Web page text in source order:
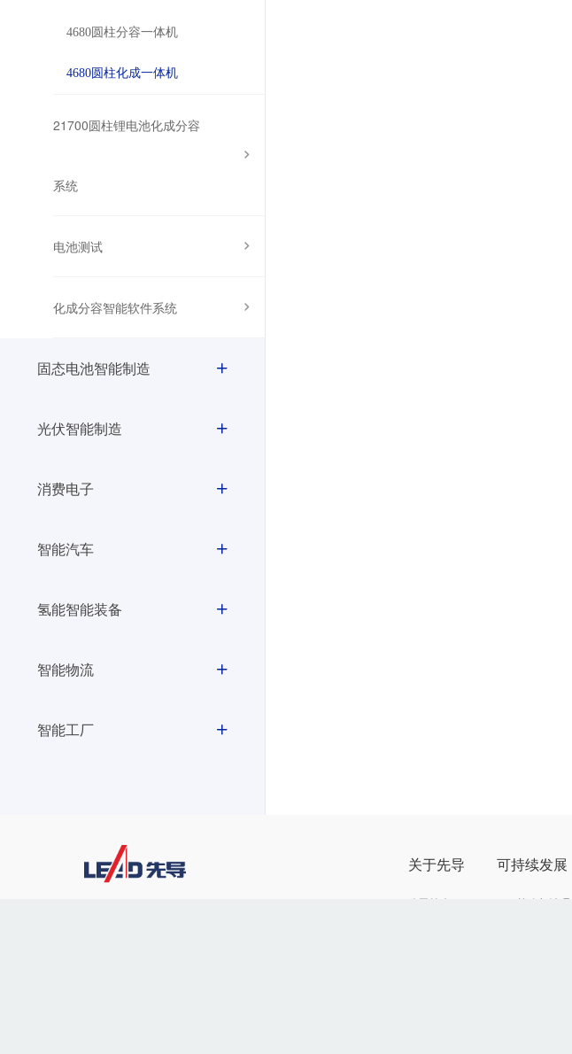
4680圆柱分容一体机
4680圆柱化成一体机
21700圆柱锂电池化成分容
系统
电池测试
化成分容智能软件系统
固态电池智能制造
光伏智能制造
消费电子
智能汽车
氢能智能装备
智能物流
智能工厂
关于先导
公司简介
可持续发展
ESG战略与治理